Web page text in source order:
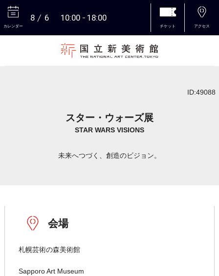
カレンダー
8 6 10:00 18:00
チケット アクセス
ID:49088
スター・ウォーズ展
STAR WARS VISIONS
未来へつづく、創造のビジョン。
会場
札幌芸術の森美術館
Sapporo Art Museum